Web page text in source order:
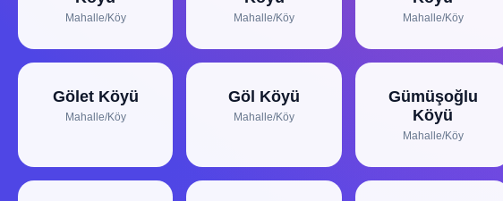
Mahalle/Köy Mahalle/Köy Mahalle/Köy
Gölet Köyü
Mahalle/Köy
Göl Köyü
Mahalle/Köy
Gümüşoğlu
Köyü
Mahalle/Köy